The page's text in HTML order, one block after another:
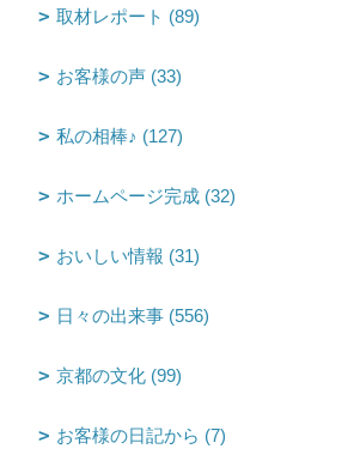
取材レポート (89)
お客様の声 (33)
私の相棒♪ (127)
ホームページ完成 (32)
おいしい情報 (31)
日々の出来事 (556)
京都の文化 (99)
お客様の日記から (7)